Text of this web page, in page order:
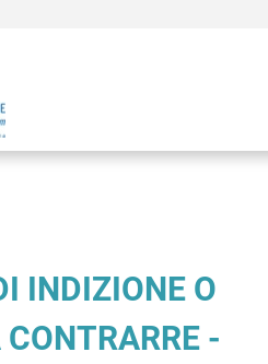
INDIZIONE O
-